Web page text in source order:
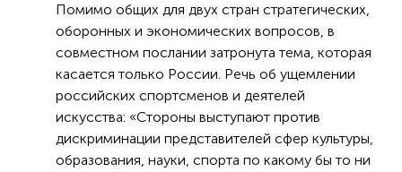
Помимо общих для двух стран стратегических,
оборонных и экономических вопросов, в
совместном послании затронута тема, которая
касается только России. Речь об ущемлении
российских спортсменов и деятелей
искусства: «Стороны выступают против
дискриминации представителей сфер культуры,
образования, науки, спорта по какому бы то ни